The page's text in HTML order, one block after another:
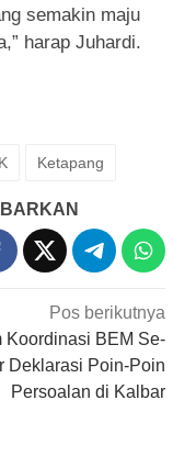
semakin maju
harap Juhardi.
Ketapang
Pos berikutnya
Koordinasi BEM Se-
Deklarasi Poin-Poin
Persoalan di Kalbar